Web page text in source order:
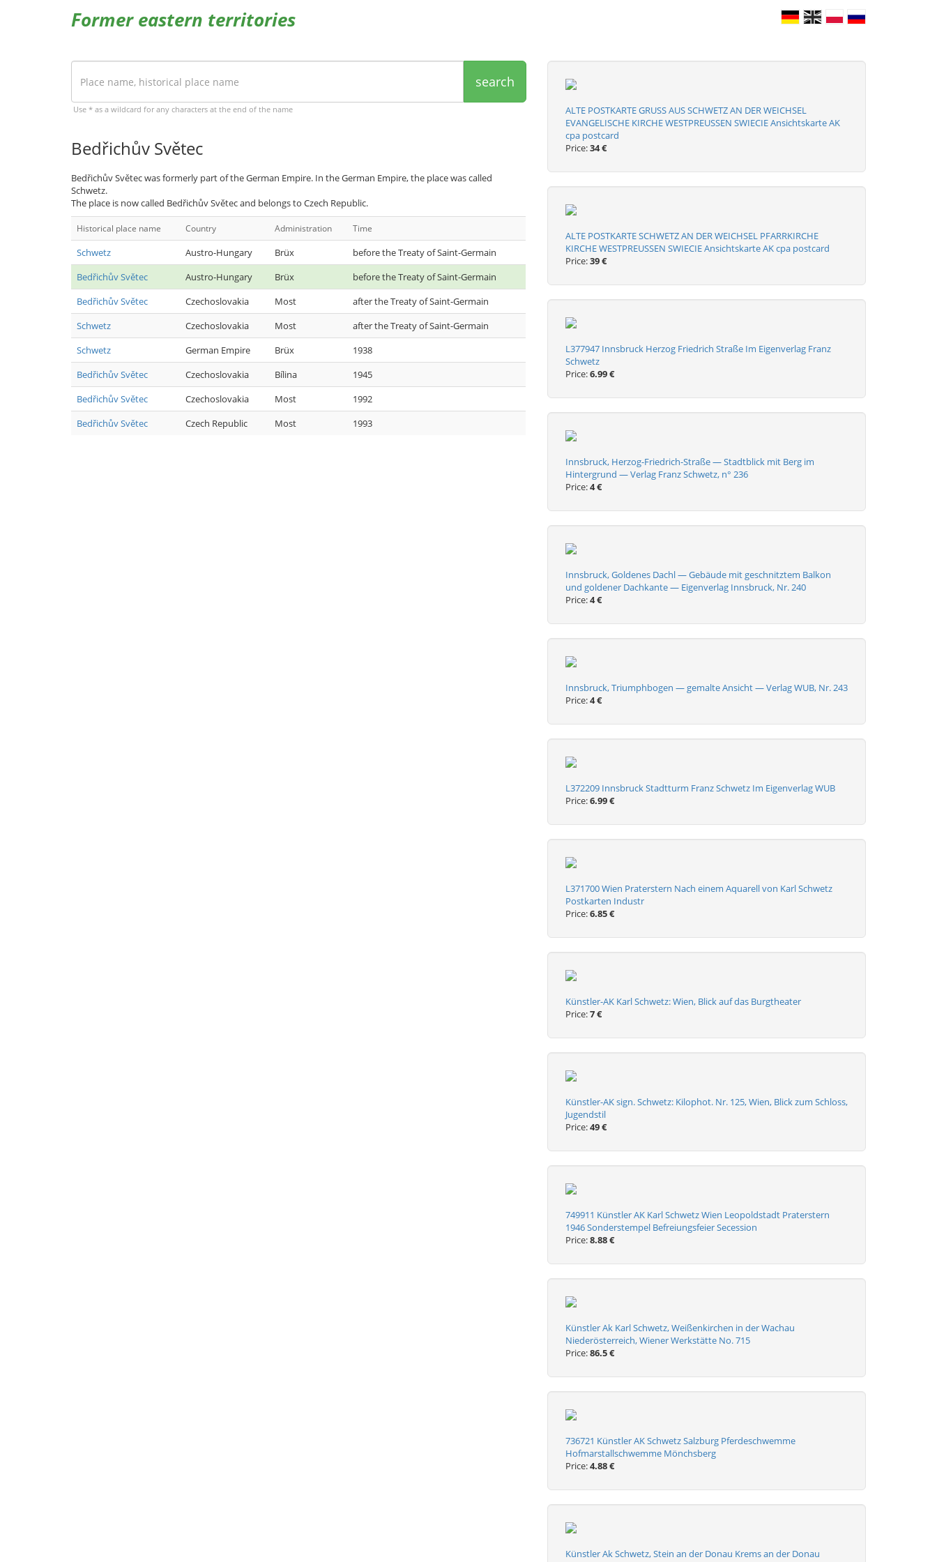
Former eastern territories
search
Use * as a wildcard for any characters at the end of the name
Bedřichův Světec
Bedřichův Světec was formerly part of the German Empire. In the German Empire, the place was called
Schwetz.
The place is now called Bedřichův Světec and belongs to Czech Republic.
Historical place name Country Administration Time
Schwetz Austro-Hungary Brüx
before the Treaty of Saint-Germain
Bedřichův Světec
Austro-Hungary Brüx
before the Treaty of Saint-Germain
Bedřichův Světec
Czechoslovakia Most
after the Treaty of Saint-Germain
Schwetz
Czechoslovakia Most
after the Treaty of Saint-Germain
Schwetz
German Empire Brüx
1938
Bedřichův Světec
Czechoslovakia Bílina
1945
Bedřichův Světec
Czechoslovakia Most
1992
Bedřichův Světec
Czech Republic Most 1993
ALTE POSTKARTE GRUSS AUS SCHWETZ AN DER WEICHSEL
EVANGELISCHE KIRCHE WESTPREUSSEN SWIECIE Ansichtskarte AK
cpa postcard
Price:34 €
ALTE POSTKARTE SCHWETZ AN DER WEICHSEL PFARRKIRCHE
KIRCHE WESTPREUSSEN SWIECIE Ansichtskarte AK cpa postcard
Price:39 €
L377947 Innsbruck Herzog Friedrich Straße Im Eigenverlag Franz
Schwetz
Price:6.99 €
Innsbruck, Herzog-Friedrich-Straße — Stadtblick mit Berg im
Hintergrund — Verlag Franz Schwetz, n° 236
Price:4 €
Innsbruck, Goldenes Dachl — Gebäude mit geschnitztem Balkon
und goldener Dachkante — Eigenverlag Innsbruck, Nr. 240
Price:4 €
Innsbruck, Triumphbogen — gemalte Ansicht — Verlag WUB, Nr. 243
Price:4 €
L372209 Innsbruck Stadtturm Franz Schwetz Im Eigenverlag WUB
Price:6.99 €
L371700 Wien Praterstern Nach einem Aquarell von Karl Schwetz
Postkarten Industr
Price:6.85 €
Künstler-AK Karl Schwetz: Wien, Blick auf das Burgtheater
Price:7 €
Künstler-AK sign. Schwetz: Kilophot. Nr. 125, Wien, Blick zum Schloss,
Jugendstil
Price:49 €
749911 Künstler AK Karl Schwetz Wien Leopoldstadt Praterstern
1946 Sonderstempel Befreiungsfeier Secession
Price:8.88 €
Künstler Ak Karl Schwetz, Weißenkirchen in der Wachau
Niederösterreich, Wiener Werkstätte No. 715
Price:86.5 €
736721 Künstler AK Schwetz Salzburg Pferdeschwemme
Hofmarstallschwemme Mönchsberg
Price:4.88 €
Künstler Ak Schwetz, Stein an der Donau Krems an der Donau